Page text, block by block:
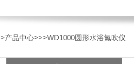
>产品中心>>>WD1000圆形水浴氮吹仪